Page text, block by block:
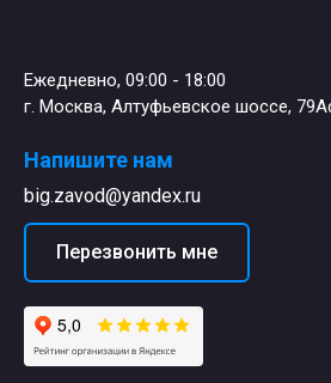
Ежедневно, 09:00 - 18:00
г. Москва, Алтуфьевское шоссе,
Напишите нам
big.zavod@yandex.ru
Перезвонить мне